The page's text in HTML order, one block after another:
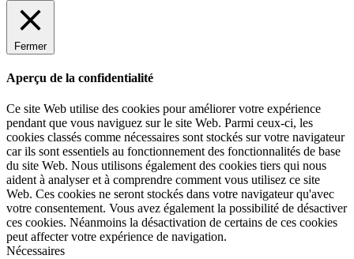
Fermer
Aperçu de la confidentialité
Ce site Web utilise des cookies pour améliorer votre expérience
pendant que vous naviguez sur le site Web. Parmi ceux-ci, les
cookies classés comme nécessaires sont stockés sur votre navigateur
car ils sont essentiels au fonctionnement des fonctionnalités de base
du site Web. Nous utilisons également des cookies tiers qui nous
aident à analyser et à comprendre comment vous utilisez ce site
Web. Ces cookies ne seront stockés dans votre navigateur qu'avec
votre consentement. Vous avez également la possibilité de désactiver
ces cookies. Néanmoins la désactivation de certains de ces cookies
peut affecter votre expérience de navigation.
Nécessaires